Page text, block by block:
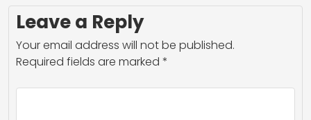
Leave a Reply
Your email address will not be published.
Required fields are marked *